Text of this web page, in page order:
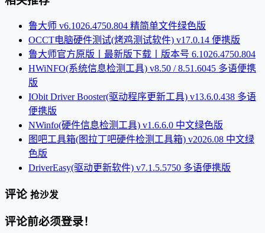
鲁大师 v6.1026.4750.804 精简单文件绿色版
OCCT电脑硬件测试(烤鸡测试软件) v17.0.14 便携版
鲁大师官方原版丨最新版下载丨版本号 6.1026.4750.804
HWiNFO(系统信息检测工具) v8.50 / 8.51.6045 多语便携
版
IObit Driver Booster(驱动程序更新工具) v13.6.0.438 多语
便携版
NWinfo(硬件信息检测工具) v1.6.6.0 中文绿色版
图吧工具箱(图拉丁吧硬件检测工具箱) v2026.08 中文绿
色版
DriverEasy(驱动更新软件) v7.1.5.5750 多语便携版
评论 抢沙发
评论前必须登录！